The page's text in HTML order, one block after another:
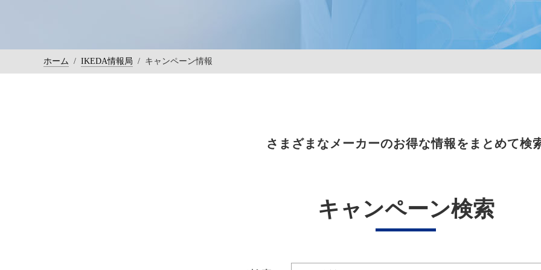
ホーム / IKEDA情報局 / キャンペーン情報
さまざまなメーカーのお得な情報をまとめて検
キャンペーン検索